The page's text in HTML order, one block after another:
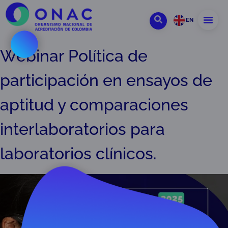
EN
Webinar Política de
participación en ensayos de
aptitud y comparaciones
interlaboratorios para
laboratorios clínicos.